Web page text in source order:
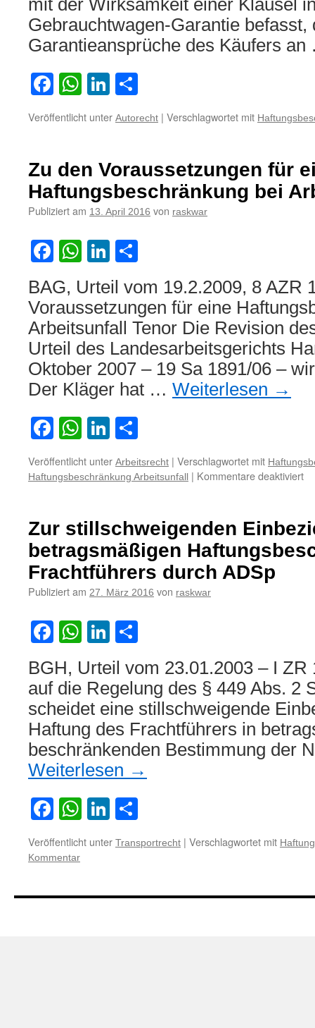
mit der Wirksamkeit einer Klausel
Gebrauchtwagen-Garantie befasst,
Garantieansprüche des Käufers
Facebook
WhatsApp
LinkedIn
Veröffentlicht unter Autorecht | Verschlagwortet mit
Zu den Voraussetzungen für
Haftungsbeschränkung bei
Publiziert am 13. April 2016 von raskwar
Facebook
WhatsApp
LinkedIn
BAG, Urteil vom 19.2.2009, 8 AZR
Voraussetzungen für eine
Arbeitsunfall Tenor Die Revision
Urteil des Landesarbeitsgerichts
Oktober 2007 – 19 Sa 1891/06 –
Der Kläger hat … Weiterlesen →
Facebook
WhatsApp
LinkedIn
Veröffentlicht unter Arbeitsrecht | Verschlagwortet mit
Haftungsbeschränkung Arbeitsunfall | Kommentare deaktiviertfür
für
Zur stillschweigenden
betragsmäßigen
Frachtführers durch ADSp
Publiziert am 27. März 2016 von raskwar
Facebook
WhatsApp
LinkedIn
BGH, Urteil vom 23.01.2003 – I ZR
auf die Regelung des § 449 Abs. 2
scheidet eine stillschweigende
Haftung des Frachtführers in
beschränkenden Bestimmung der
Weiterlesen →
Facebook
WhatsApp
LinkedIn
Veröffentlicht unter Transportrecht | Verschlagwortet mit
Kommentar